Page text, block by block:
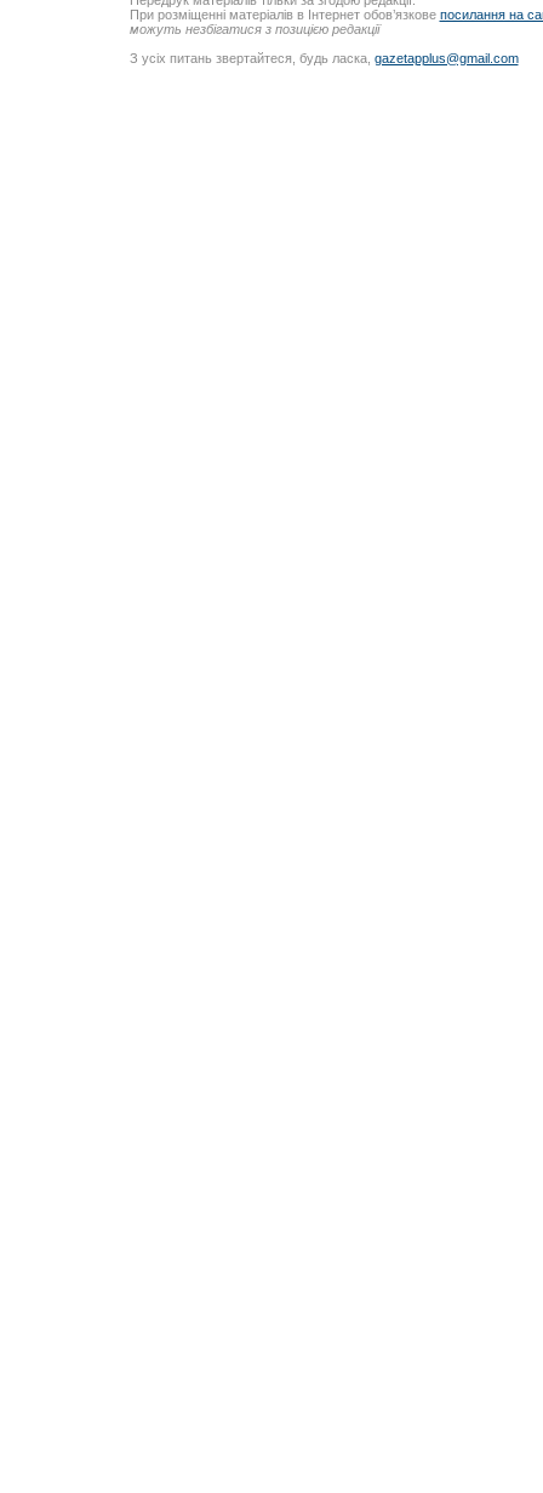
При розміщенні матеріалів в Інтернет обов’язкове посилання на
можуть незбігатися з позицією редакції
З усіх питань звертайтеся, будь ласка, gazetapplus@gmail.com